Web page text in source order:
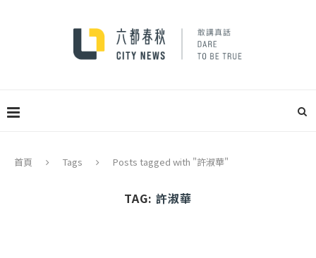
首頁 Tags Posts tagged with "許淑華"
TAG: 許淑華